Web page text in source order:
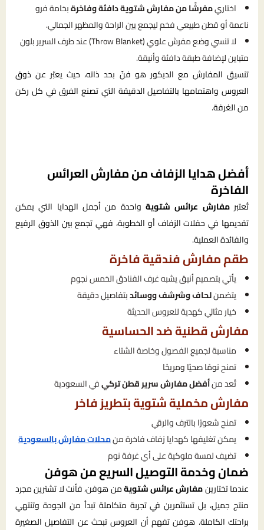
اختاريمفرشًا من مفارش شتوية دافئة وفاخرةبخامة فرو
ناعمة أو قطن طبيعي فخم ليجمع بين الراحة والمظهر الجمالي.
لا تنسي وضع مفرش علوي (Throw Blanket) عند طرف السرير بلون
متباين لإضافة طبقة دافئة وأنيقة.
تنسيق المفارش مع الديكور هو فنّ بحد ذاته، حيث يعبّر عن ذوق
العروس واهتمامها بالتفاصيل الدقيقة التي تصنع الفرق في كل ركن
من الغرفة.
أفضل هدايا الزفاف من مفارش العرائس
الفاخرة
تُعتبرمفارش عرائس شتوية واحدة من أجمل الهدايا التي يمكن
تقديمها في حفلات الزفاف أو الخطوبة، فهي تجمع بين الذوق الرفيع
والفائدة العملية.
طقم مفارش فندقية فاخرة
يأتي بتصميم أنيق يشبه غرف الفنادق الخمس نجوم
يتضمنلحاف وشرشف ووسائدبتفاصيل دقيقة
خيار مثالي كهدية للعروس الحديثة
مفارش قطنية ضد الحساسية
مناسبة لجميع الفصول وخاصة الشتاء
تمنح نومًا صحيًا ومريحًا
تُعد منأفضل مفارش سرير قطن تركيفي السعودية
مفارش مخملية شتوية بتطريز فاخر
تمنح شعورًا بالترف والرقي
يمكن تغليفها كهدايا زفاف فاخرة منمحلات مفارش بالسعودية
تضيف لمسة ملوكية على أي غرفة نوم
ضمان وخدمة التوصيل السريع من هوفن
عندما تختارينمفارش عرائس شتويةمن هوفن، فأنت لا تشترين مجرد
منتج جميل، بل تستثمرين في تجربة متكاملة تبدأ من الجودة وتنتهي
براحتك الكاملة. هوفن تفهم أن العروس تبحث عن التفاصيل الصغيرة